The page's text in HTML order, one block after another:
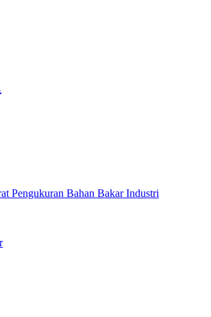
Pengukuran Bahan Bakar Industri